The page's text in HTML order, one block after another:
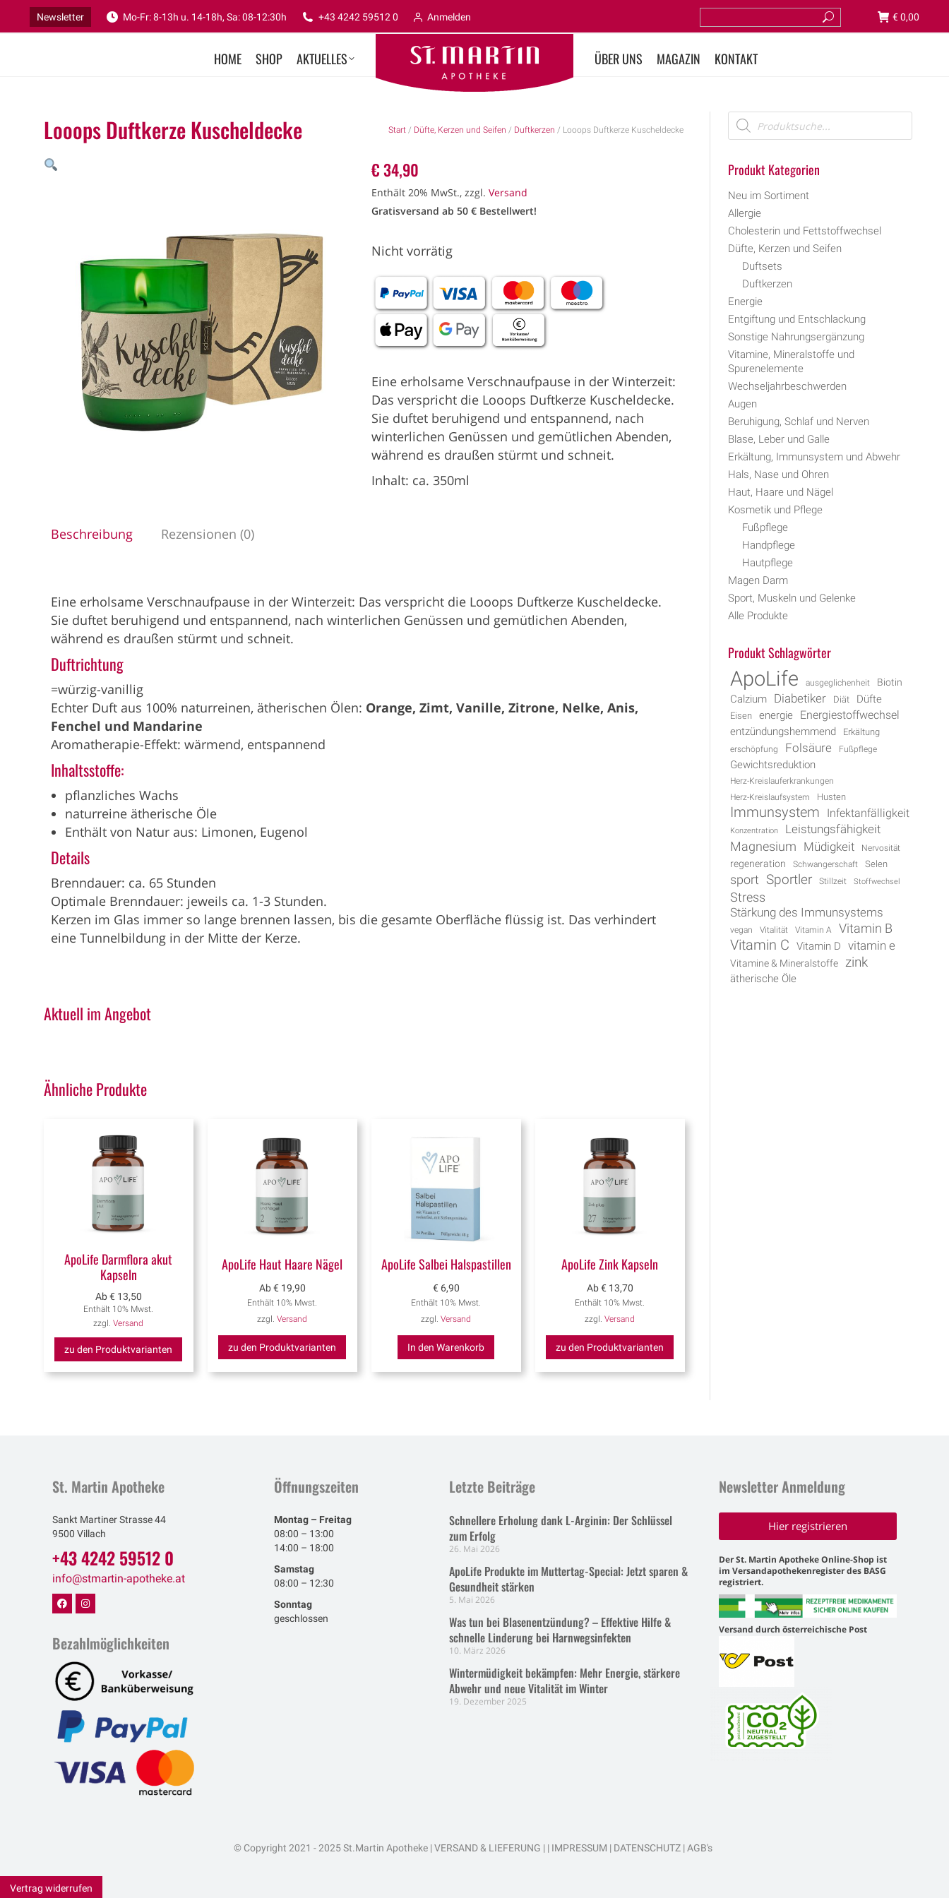
Newsletter Mo-Fr: 8-13h u. 14-18h, Sa: 08-12:30h +43 4242 59512 0 Anmelden €0,00
HOME SHOP AKTUELLES ÜBER UNS MAGAZIN KONTAKT
Looops Duftkerze Kuscheldecke Start / Düfte, Kerzen und Seifen / Duftkerzen / Looops Duftkerze Kuscheldecke
€34,90
Enthält 20% MwSt., zzgl. Versand
Gratisversand ab 50 € Bestellwert!
Nicht vorrätig
Eine erholsame Verschnaufpause in der Winterzeit:
Das verspricht die Looops Duftkerze Kuscheldecke.
Sie duftet beruhigend und entspannend, nach
winterlichen Genüssen und gemütlichen Abenden,
während es draußen stürmt und schneit.
Inhalt: ca. 350ml
Beschreibung Rezensionen (0)
Eine erholsame Verschnaufpause in der Winterzeit: Das verspricht die Looops Duftkerze Kuscheldecke.
Sie duftet beruhigend und entspannend, nach winterlichen Genüssen und gemütlichen Abenden,
während es draußen stürmt und schneit.
Duftrichtung
=würzig-vanillig
Echter Duft aus 100% naturreinen, ätherischen Ölen: Orange, Zimt, Vanille, Zitrone, Nelke, Anis,
Fenchel und Mandarine
Aromatherapie-Effekt: wärmend, entspannend
Inhaltsstoffe:
pflanzliches Wachs
naturreine ätherische Öle
Enthält von Natur aus: Limonen, Eugenol
Details
Brenndauer: ca. 65 Stunden
Optimale Brenndauer: jeweils ca. 1-3 Stunden.
Kerzen im Glas immer so lange brennen lassen, bis die gesamte Oberfläche flüssig ist. Das verhindert
eine Tunnelbildung in der Mitte der Kerze.
Aktuell im Angebot
Ähnliche Produkte
ApoLife Darmflora akut
Kapseln
Ab€13,50
Enthält 10% Mwst.
zzgl.Versand
zu den Produktvarianten
ApoLife Haut Haare Nägel
Ab€ 19,90
Enthält 10% Mwst.
zzgl.Versand
zu den Produktvarianten
ApoLife Salbei Halspastillen
€ 6,90
Enthält 10% Mwst.
zzgl.Versand
In den Warenkorb
ApoLife Zink Kapseln
Ab € 13,70
Enthält 10% Mwst.
zzgl.Versand
zu den Produktvarianten
Produkt Kategorien
Neu im Sortiment
Allergie
Cholesterin und Fettstoffwechsel
Düfte, Kerzen und Seifen
Duftsets
Duftkerzen
Energie
Entgiftung und Entschlackung
Sonstige Nahrungsergänzung
Vitamine, Mineralstoffe und
Spurenelemente
Wechseljahrbeschwerden
Augen
Beruhigung, Schlaf und Nerven
Blase, Leber und Galle
Erkältung, Immunsystem und Abwehr
Hals, Nase und Ohren
Haut, Haare und Nägel
Kosmetik und Pflege
Fußpflege
Handpflege
Hautpflege
Magen Darm
Sport, Muskeln und Gelenke
Alle Produkte
Produkt Schlagwörter
ApoLife ausgeglichenheit Biotin
Calzium Diabetiker Diät Düfte
Eisen energie Energiestoffwechsel
entzündungshemmend Erkältung
erschöpfung Folsäure Fußpflege
Gewichtsreduktion
Herz-Kreislauferkrankungen
Herz-Kreislaufsystem
Husten
Immunsystem Infektanfälligkeit
Konzentration Leistungsfähigkeit
Magnesium Müdigkeit Nervosität
regeneration Schwangerschaft Selen
sport Sportler Stillzeit Stoffwechsel
Stress
Stärkung des Immunsystems
vegan Vitalität Vitamin A Vitamin B
Vitamin C Vitamin D vitamin e
Vitamine & Mineralstoffe zink
ätherische Öle
St. Martin Apotheke
Sankt Martiner Strasse 44
9500 Villach
+43 4242 59512 0
info@stmartin-apotheke.at
Bezahlmöglichkeiten
Öffnungszeiten
Montag – Freitag
08:00 – 13:00
14:00 – 18:00
Samstag
08:00 – 12:30
Sonntag
geschlossen
Letzte Beiträge
Schnellere Erholung dank L-Arginin: Der Schlüssel
zum Erfolg
26. Mai 2026
ApoLife Produkte im Muttertag-Special: Jetzt sparen &
Gesundheit stärken
5. Mai 2026
Was tun bei Blasenentzündung? – Effektive Hilfe &
schnelle Linderung bei Harnwegsinfekten
10. März 2026
Wintermüdigkeit bekämpfen: Mehr Energie, stärkere
Abwehr und neue Vitalität im Winter
19. Dezember 2025
Newsletter Anmeldung
Hier registrieren
Der St. Martin Apotheke Online-Shop ist
im Versandapothekenregister des BASG
registriert.
Versand durch österreichische Post
© Copyright 2021 - 2025 St.Martin Apotheke |VERSAND & LIEFERUNG | | IMPRESSUM | DATENSCHUTZ |AGB's
Vertrag widerrufen